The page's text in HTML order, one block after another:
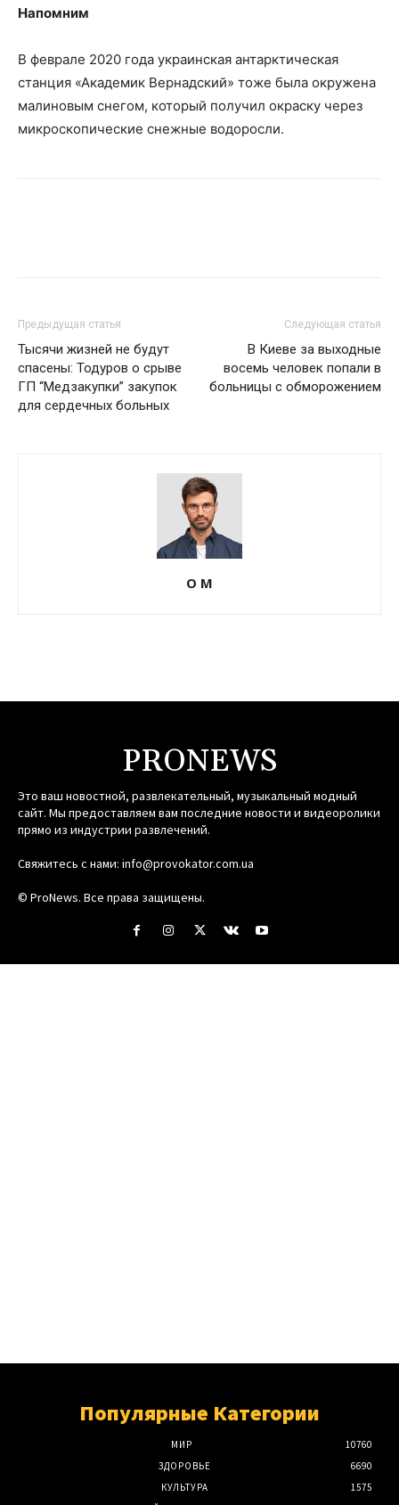
Напомним
В феврале 2020 года украинская антарктическая
станция «Академик Вернадский» тоже была окружена
малиновым снегом, который получил окраску через
микроскопические снежные водоросли.
Предыдущая статья
Тысячи жизней не будут
спасены: Тодуров о срыве
ГП “Медзакупки” закупок
для сердечных больных
Следующая статья
В Киеве за выходные
восемь человек попали в
больницы с обморожением
О М
PRONEWS
Это ваш новостной, развлекательный, музыкальный модный
сайт. Мы предоставляем вам последние новости и видеоролики
прямо из индустрии развлечений.
Свяжитесь с нами: info@provokator.com.ua
© ProNews. Все права защищены.
Популярные Категории
МИР
10760
ЗДОРОВЬЕ
6690
КУЛЬТУРА
1575